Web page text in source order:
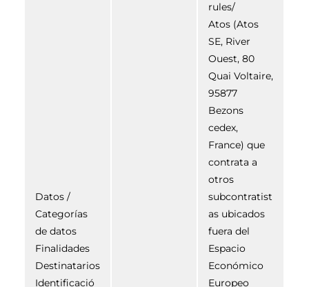
Datos /
Categorías
de datos
Finalidades
Destinatarios
Identificació
rules/
Atos (Atos
SE, River
Ouest, 80
Quai Voltaire,
95877
Bezons
cedex,
France) que
contrata a
otros
subcontratist
as ubicados
fuera del
Espacio
Económico
Europeo